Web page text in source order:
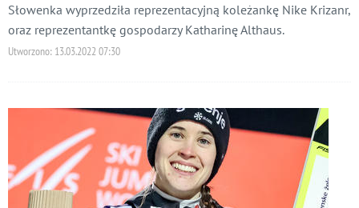
Słowenka wyprzedziła reprezentacyjną koleżankę Nike Krizanr,
oraz reprezentantkę gospodarzy Katharinę Althaus.
Utworzono: 13.03.2022 07:30